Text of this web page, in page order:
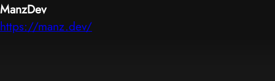
ManzDev
https://manz.dev/